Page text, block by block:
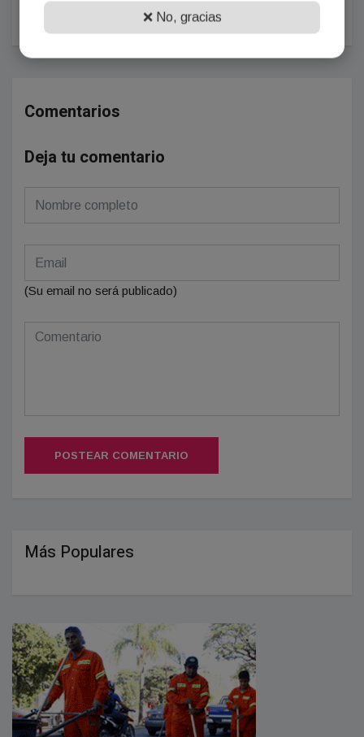
2026
Comentarios
Deja tu comentario
(Su email no será publicado)
POSTEAR COMENTARIO
Más Populares
❌ No, gracias